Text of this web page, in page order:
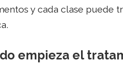
y cada clase puede
empieza el